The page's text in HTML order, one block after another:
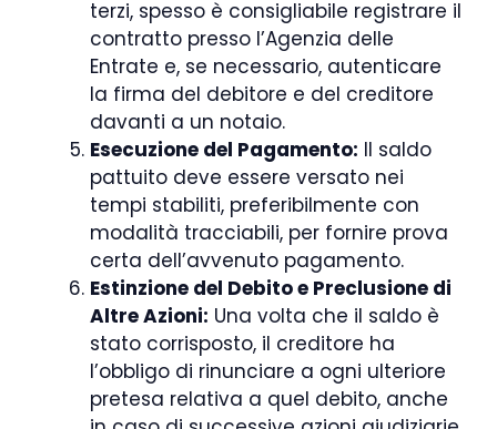
terzi, spesso è consigliabile registrare il
contratto presso l’Agenzia delle
Entrate e, se necessario, autenticare
la firma del debitore e del creditore
davanti a un notaio.
Esecuzione del Pagamento: Il saldo
pattuito deve essere versato nei
tempi stabiliti, preferibilmente con
modalità tracciabili, per fornire prova
certa dell’avvenuto pagamento.
Estinzione del Debito e Preclusione di
Altre Azioni: Una volta che il saldo è
stato corrisposto, il creditore ha
l’obbligo di rinunciare a ogni ulteriore
pretesa relativa a quel debito, anche